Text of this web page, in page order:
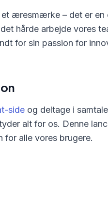
æresmærke – det er en
hårde arbejde vores
for sin passion for
side og deltage i
alt for os. Denne
for alle vores brugere.